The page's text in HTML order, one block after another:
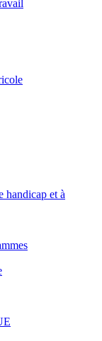
handicap et à